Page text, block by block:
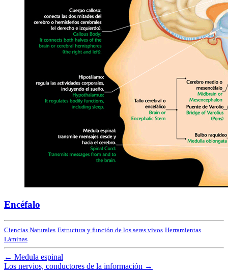
Encéfalo
Ciencias Naturales Estructura y función de los seres vivos Herramientas
Láminas
← Medula espinal
Los nervios, conductores de la información →